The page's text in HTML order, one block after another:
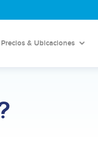
Precios & Ubicaciones